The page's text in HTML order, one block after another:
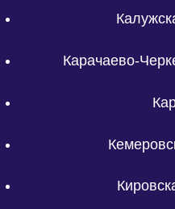
Карачаево-